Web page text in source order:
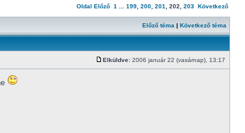
Oldal Előző 1 199 200 201 202 203 Következő
Előző téma | Következő téma
Elküldve: 2006 január 22 (vasárnap), 13:17